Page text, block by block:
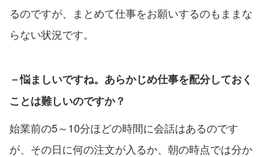
るのですが、まとめて仕事をお願いするのもままな
らない状況です。
－悩ましいですね。あらかじめ仕事を配分しておく
ことは難しいのですか？
始業前の5～10分ほどの時間に会話はあるのです
が、その日に何の注文が入るか、朝の時点では分か